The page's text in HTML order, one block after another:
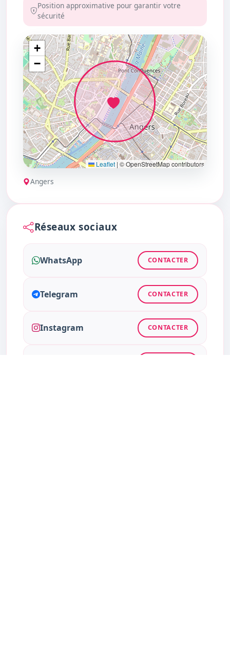
Position approximative pour garantir votre
sécurité
+
−
Leaflet | © OpenStreetMap contributors
Angers
Réseaux sociaux
WhatsApp CONTACTER
Telegram CONTACTER
Instagram CONTACTER